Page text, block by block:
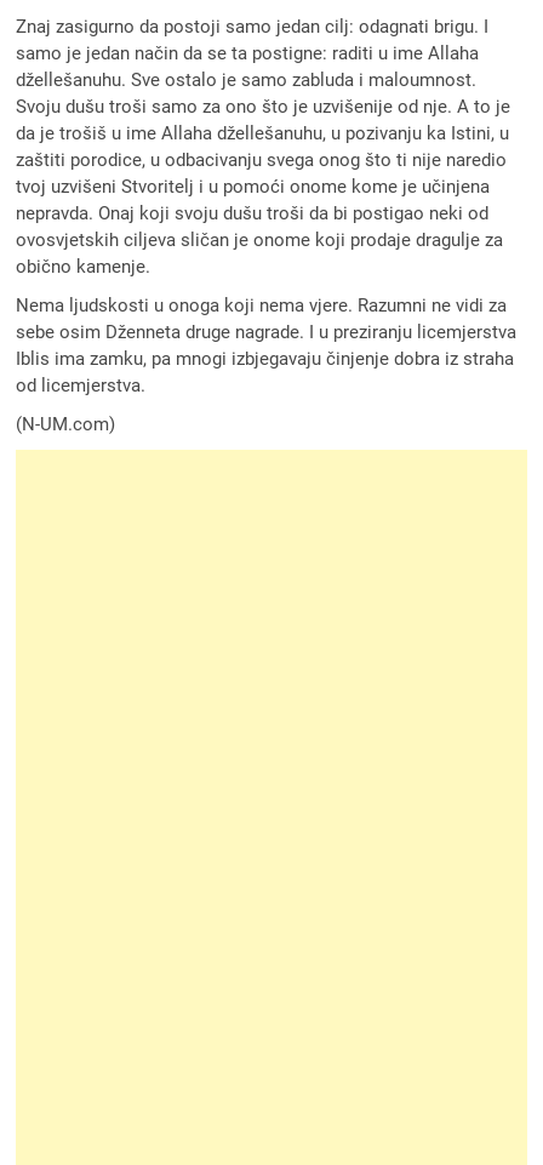
Znaj zasigurno da postoji samo jedan cilj: odagnati brigu. I
samo je jedan način da se ta postigne: raditi u ime Allaha
džellešanuhu. Sve ostalo je samo zabluda i maloumnost.
Svoju dušu troši samo za ono što je uzvišenije od nje. A to je
da je trošiš u ime Allaha džellešanuhu, u pozivanju ka Istini, u
zaštiti porodice, u odbacivanju svega onog što ti nije naredio
tvoj uzvišeni Stvoritelj i u pomoći onome kome je učinjena
nepravda. Onaj koji svoju dušu troši da bi postigao neki od
ovosvjetskih ciljeva sličan je onome koji prodaje dragulje za
obično kamenje.
Nema ljudskosti u onoga koji nema vjere. Razumni ne vidi za
sebe osim Dženneta druge nagrade. I u preziranju licemjerstva
Iblis ima zamku, pa mnogi izbjegavaju činjenje dobra iz straha
od licemjerstva.
(N-UM.com)